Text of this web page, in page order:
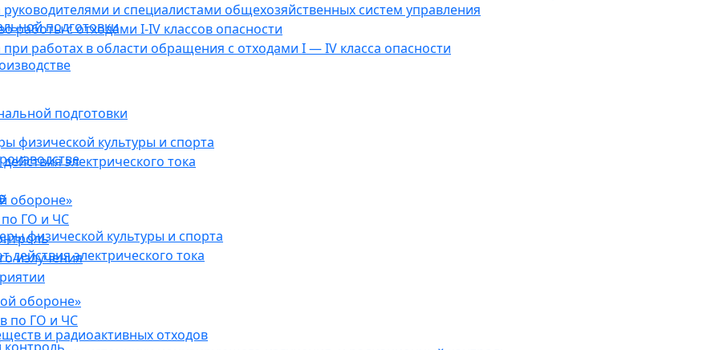
подготовки
физической культуры и спорта
электрического тока
обороне»
ГО и ЧС
излучения
и радиоактивных отходов
и специалистами общехозяйственных систем управления
работы с отходами I-IV классов опасности
работах в области обращения с отходами I — IV класса опасности
подготовки
физической культуры и спорта
электрического тока
обороне»
по ГО и ЧС